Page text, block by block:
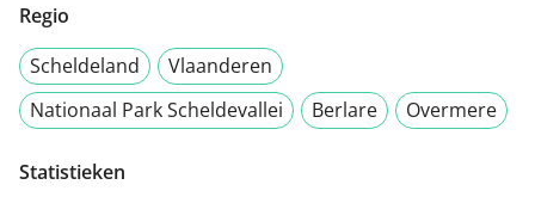
Regio
Scheldeland
Vlaanderen
Nationaal Park Scheldevallei
Berlare Overmere
Statistieken